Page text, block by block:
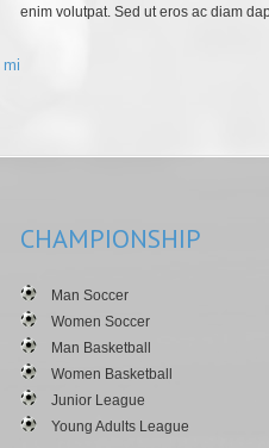
mi
enim volutpat. Sed ut eros ac diam
CHAMPIONSHIP
Man Soccer
Women Soccer
Man Basketball
Women Basketball
Junior League
Young Adults League